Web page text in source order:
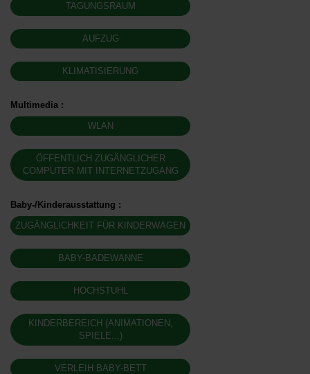
TAGUNGSRAUM
AUFZUG
KLIMATISIERUNG
Multimedia :
WLAN
ÖFFENTLICH ZUGÄNGLICHER
COMPUTER MIT INTERNETZUGANG
Baby-/Kinderausstattung :
ZUGÄNGLICHKEIT FÜR KINDERWAGEN
BABY-BADEWANNE
HOCHSTUHL
KINDERBEREICH (ANIMATIONEN,
SPIELE...)
VERLEIH BABY-BETT